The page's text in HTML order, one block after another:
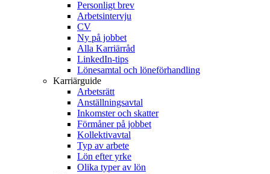
Personligt brev
Arbetsintervju
CV
Ny på jobbet
Alla Karriärråd
LinkedIn-tips
Lönesamtal och löneförhandling
Karriärguide
Arbetsrätt
Anställningsavtal
Inkomster och skatter
Förmåner på jobbet
Kollektivavtal
Typ av arbete
Lön efter yrke
Olika typer av lön